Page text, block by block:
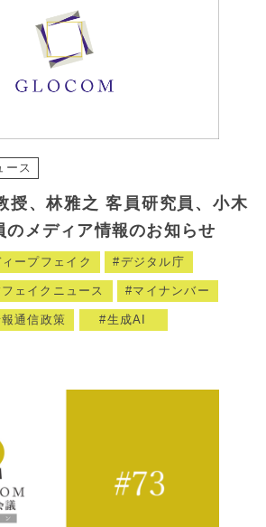
ース
授、林雅之 客員研究員、小木
のメディア情報のお知らせ
ープフェイク デジタル庁
フェイクニュース マイナンバー
通信政策 生成AI